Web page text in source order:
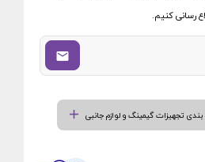
رسانی کنیم.
تجهیزات گیمینگ و لوازم جانبی